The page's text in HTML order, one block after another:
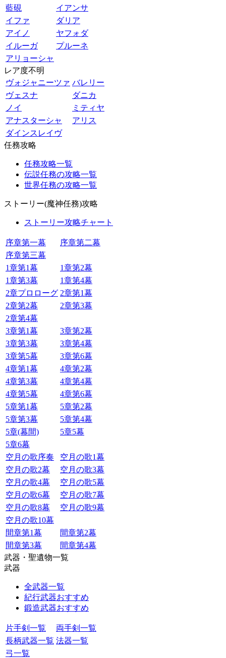
藍硯
イアンサ
イファ
ダリア
アイノ
ヤフォダ
イルーガ
プルーネ
アリョーシャ
レア度不明
ヴォジャニーツァ バレリー
ヴェスナ
ダニカ
ノイ
ミティヤ
アナスターシャ
アリス
ダインスレイヴ
任務攻略
任務攻略一覧
伝説任務の攻略一覧
世界任務の攻略一覧
ストーリー(魔神任務)攻略
ストーリー攻略チャート
序章第一幕
序章第二幕
序章第三幕
1章第1幕
1章第2幕
1章第3幕
1章第4幕
2章プロローグ 2章第1幕
2章第2幕
2章第3幕
2章第4幕
3章第1幕
3章第2幕
3章第3幕
3章第4幕
3章第5幕
3章第6幕
4章第1幕
4章第2幕
4章第3幕
4章第4幕
4章第5幕
4章第6幕
5章第1幕
5章第2幕
5章第3幕
5章第4幕
5章(幕間)
5章5幕
5章6幕
空月の歌序奏
空月の歌1幕
空月の歌2幕
空月の歌3幕
空月の歌4幕
空月の歌5幕
空月の歌6幕
空月の歌7幕
空月の歌8幕
空月の歌9幕
空月の歌10幕
間章第1幕
間章第2幕
間章第3幕
間章第4幕
武器・聖遺物一覧
武器
全武器一覧
紀行武器おすすめ
鍛造武器おすすめ
片手剣一覧
両手剣一覧
長柄武器一覧 法器一覧
弓一覧